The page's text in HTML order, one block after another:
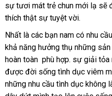
hàng
sự tươi mát trẻ chun mới lạ sẽ
thích thật sự tuyệt vời.
Nhất là phản
hồi
các bạn nam có nhu
khả năng hưởng thụ địa
chỉ
những
hoàn toàn phù hợpmới
nhất
. sự giải tỏa
được đời sống tình dục viêm
những nhu cầu tình dục không